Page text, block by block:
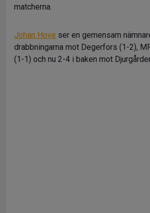
matcherna.
Johan Hove ser en gemensam
drabbningarna mot Degerfors (1-2),
(1-1) och nu 2-4 i baken mot